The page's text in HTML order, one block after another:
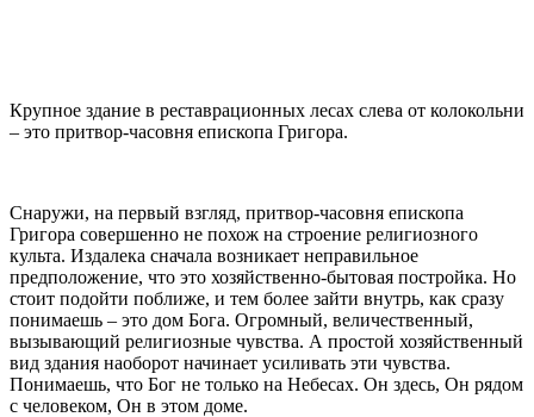
Крупное здание в реставрационных лесах слева от колокольни
– это притвор-часовня епископа Григора.
Снаружи, на первый взгляд, притвор-часовня епископа
Григора совершенно не похож на строение религиозного
культа. Издалека сначала возникает неправильное
предположение, что это хозяйственно-бытовая постройка. Но
стоит подойти поближе, и тем более зайти внутрь, как сразу
понимаешь – это дом Бога. Огромный, величественный,
вызывающий религиозные чувства. А простой хозяйственный
вид здания наоборот начинает усиливать эти чувства.
Понимаешь, что Бог не только на Небесах. Он здесь, Он рядом
с человеком, Он в этом доме.